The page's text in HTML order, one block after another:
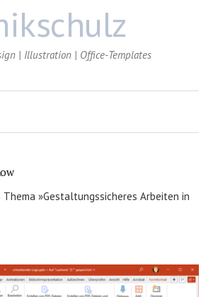
| Illustration | Office-Templates
Thema »Gestaltungssicheres Arbeiten in